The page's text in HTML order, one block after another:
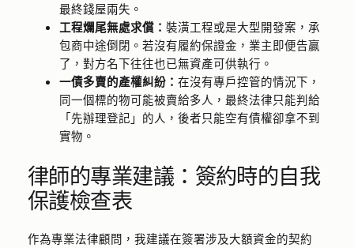
最終錢屋兩失。
工程爛尾無處求償： 裝潢工程或是大型開發案，承
包商中途倒閉。若沒有履約保證金，業主即便告贏
了，對方名下往往也已無資產可供執行。
一債多賣的產權糾紛： 在沒有專戶控管的情況下，
同一個標的物可能被賣給多人，最終法律只能判給
「先辦理登記」的人，後者只能空有債權卻拿不到
實物。
律師的專業建議：簽約時的自我
保護檢查表
作為專業法律顧問，我建議在簽署涉及大額資金的契約